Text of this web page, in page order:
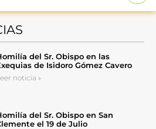
del Sr. Obispo en las
de Isidoro Gómez Cavero
noticia »
del Sr. Obispo en San
el 19 de Julio